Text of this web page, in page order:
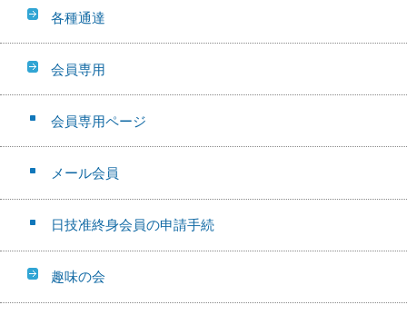
各種通達
会員専用
会員専用ページ
メール会員
日技准終身会員の申請手続
趣味の会